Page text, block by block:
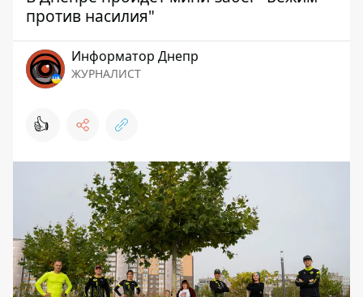
против насилия"
Информатор Днепр
ЖУРНАЛИСТ
👍